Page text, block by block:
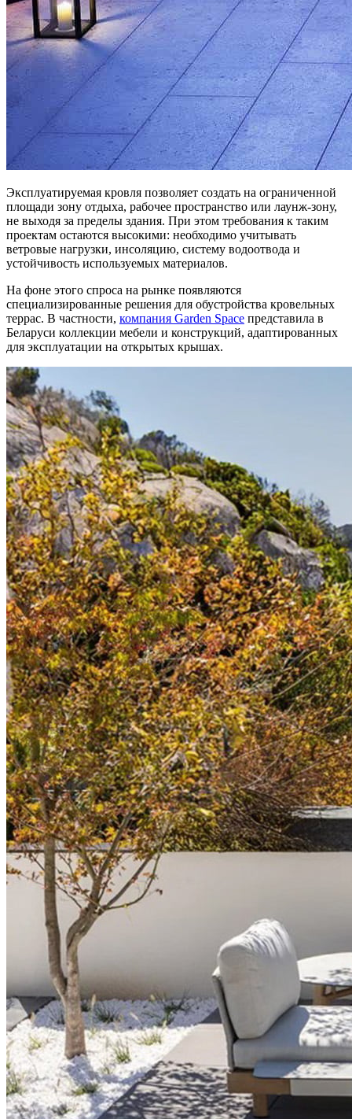
Эксплуатируемая кровля позволяет создать на ограниченной
площади зону отдыха, рабочее пространство или лаунж-зону,
не выходя за пределы здания. При этом требования к таким
проектам остаются высокими: необходимо учитывать
ветровые нагрузки, инсоляцию, систему водоотвода и
устойчивость используемых материалов.
На фоне этого спроса на рынке появляются
специализированные решения для обустройства кровельных
террас. В частности, компания Garden Space представила в
Беларуси коллекции мебели и конструкций, адаптированных
для эксплуатации на открытых крышах.